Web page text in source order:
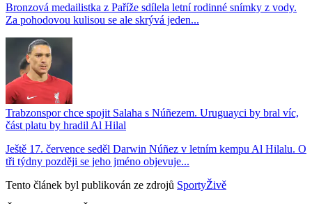
Bronzová medailistka z Paříže sdílela letní rodinné snímky z vody.
Za pohodovou kulisou se ale skrývá jeden...
Trabzonspor chce spojit Salaha s Núñezem. Uruguayci by bral víc,
část platu by hradil Al Hilal
Ještě 17. července seděl Darwin Núñez v letním kempu Al Hilalu. O
tři týdny později se jeho jméno objevuje...
Tento článek byl publikován ze zdrojů SportyŽivě